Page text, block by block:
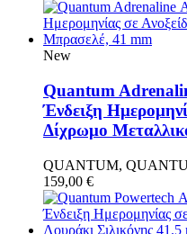
New
Quantum
Ένδειξη
Δίχρωμο
QUANTUM,
159,00 €